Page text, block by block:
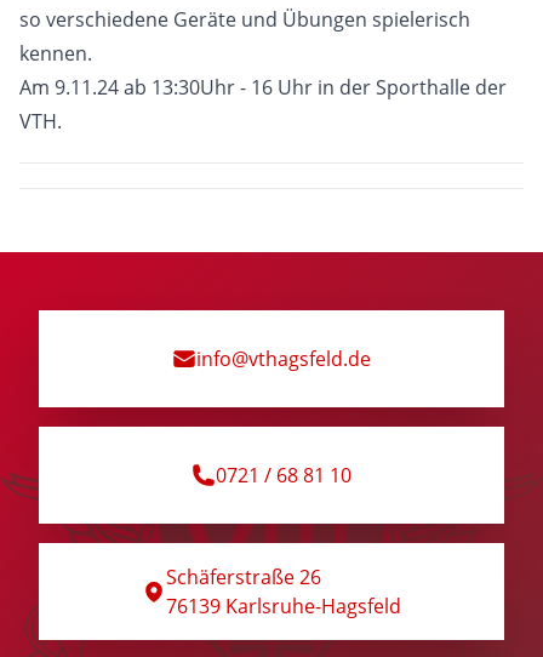
so verschiedene Geräte und Übungen spielerisch
kennen.
Am 9.11.24 ab 13:30Uhr - 16 Uhr in der Sporthalle der
VTH.
info@vthagsfeld.de
0721 / 68 81 10
Schäferstraße 26
76139 Karlsruhe-Hagsfeld